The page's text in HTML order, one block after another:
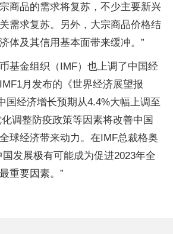
商品的需求将复苏，不少主要新兴
需求复苏。另外，大宗商品价格结
体及其信用基本面带来缓冲。”
基金组织（IMF）也上调了中国经
月发布的《世界经济展望报
国经济增长预期从4.4%大幅上调至
调整防疫政策等因素将改善中国
球经济带来动力。在IMF总裁格奥
国发展极有可能成为促进2023年全
重要因素。”